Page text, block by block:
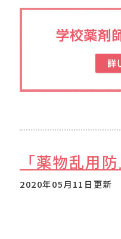
「薬物乱用
2020年05月11日更新